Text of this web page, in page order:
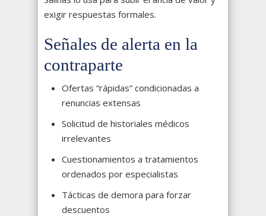
exigir respuestas formales.
Señales de alerta en la
contraparte
Ofertas “rápidas” condicionadas a
renuncias extensas
Solicitud de historiales médicos
irrelevantes
Cuestionamientos a tratamientos
ordenados por especialistas
Tácticas de demora para forzar
descuentos